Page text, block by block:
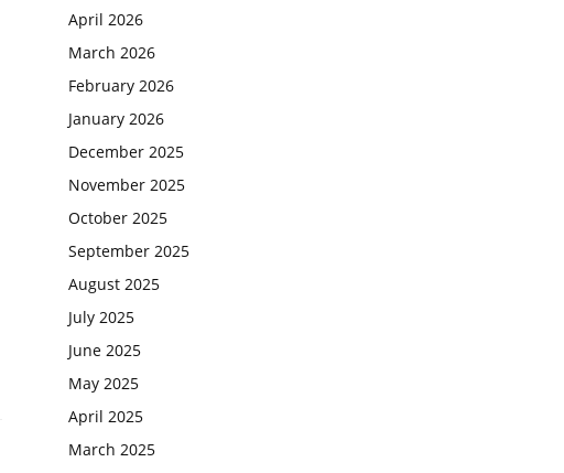
April 2026
March 2026
February 2026
January 2026
December 2025
November 2025
October 2025
September 2025
August 2025
July 2025
June 2025
May 2025
April 2025
March 2025